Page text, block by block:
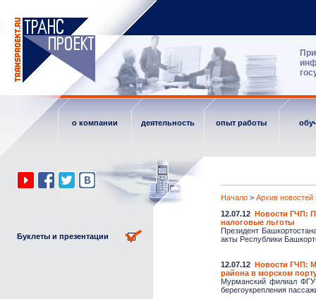
о компании деятельность опыт работы
Буклеты и презентации
Начало > Архив новостей
12.07.12 Новости ГЧП:
налоговые льготы
Президент
акты Республики
12.07.12 Новости ГЧП:
района в морском
Мурманский филиал
берегоукрепления